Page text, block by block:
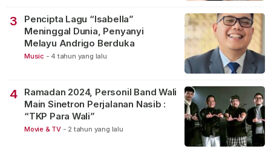
3
Pencipta Lagu “Isabella”
Meninggal Dunia, Penyanyi
Melayu Andrigo Berduka
Music - 4 tahun yang lalu
4
Ramadan 2024, Personil Band Wali
Main Sinetron Perjalanan Nasib :
“TKP Para Wali”
Movie & TV - 2 tahun yang lalu